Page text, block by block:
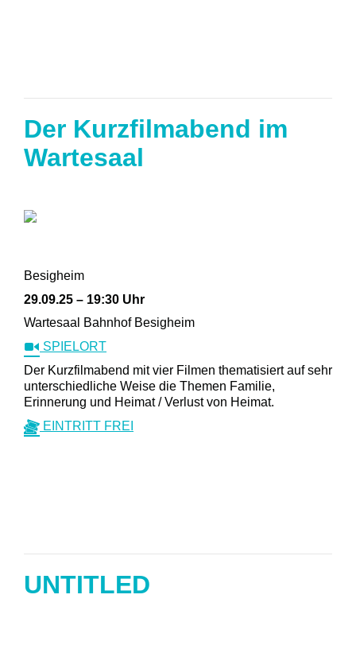
Der Kurzfilmabend im
Wartesaal
Besigheim
29.09.25 – 19:30 Uhr
Wartesaal Bahnhof Besigheim
SPIELORT
Der Kurzfilmabend mit vier Filmen thematisiert auf sehr
unterschiedliche Weise die Themen Familie,
Erinnerung und Heimat / Verlust von Heimat.
EINTRITT FREI
UNTITLED